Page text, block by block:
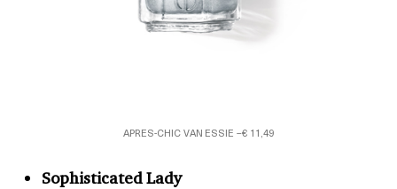
APRES-CHIC VAN ESSIE –€ 11,49
Sophisticated Lady